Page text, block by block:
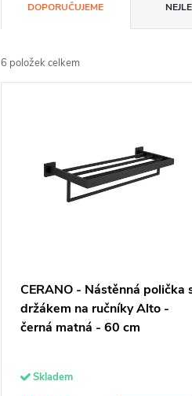
a
z
e
DOPORUČUJEME
6 položek celkem
CERANO - Nástěnná polička
držákem na ručníky Alto -
černá matná - 60 cm
Skladem